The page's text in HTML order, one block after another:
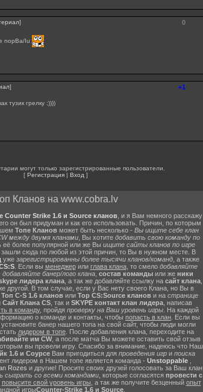
0
]
nopBa/Iu
+1
]
тузик грелку ;))))
могут только зарегистрированные пользователи.
[ Регистрация | Вход ]
Кланов на www.cobra.lv
Counter Strike 1.6 и Source кланов, и я Вам немного расскажу
он был придуман и как его использовать. Причин, по которым
Топе Кланов может быть несколько - Вы ищите себе клан
между двумя кланами, Вы хотите добавить свою команду по
её более популярной или же Вы ищите сайты кланов по игре
сюда по любой из этой причин, то Вы в нужном месте. В
уже зарегистрированны более тысячи кланов/команд, а также
. Если вы менеджерили глава клана, то смело добавляйте
добавляйте банер/лого клана, состав команды или же ники
лидера клана, а так же добавляйте ссылку на сайт клана,
другой. В том случае, если у Вас нету своего Клана, но Вы в
Топ C-S 1.6 кланов или Top CS:Source кланов и на странице
Сайт Клана CS , так и SKYPE контакт клан лидера , написав
в команду, пройдя проверку на Ваш уровень игры . На каждой
о команде и контакты, чтобы попасть в клан . Если вы
банер нашего топа на свой сайт, чтобы люди могли
лидером в топе. После добавления клана, переходите на
им CW, а после матча Вы можете оставить свой отзыв
вы провели игру. Спасибо за внимание, надеюсь что Наш
1.6 и Соурсе Вам пригодиться для проведения игр и поиска
лидером в Нашем топе является команда - Unstoppable,
Rozes и другие! Просите своих друзей голосовать за Ваш клан
сыграть со всеми командами , которые согласятся провести с
повысите свой уровень игры , а так же получите безценный опыт
игрыCounter-Strike 1.6 и Source.